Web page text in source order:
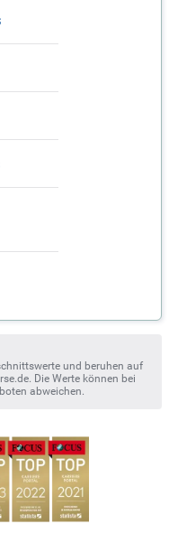
und beruhen auf
Die Werte können bei
abweichen.